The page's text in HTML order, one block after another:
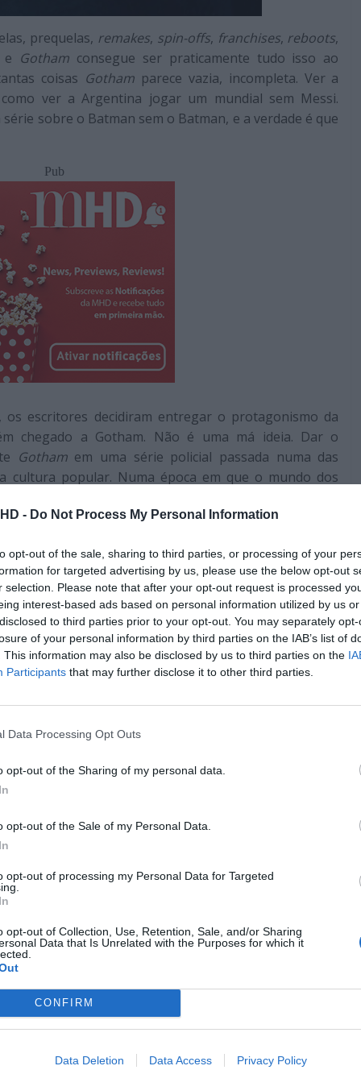
- Do Not Process My Personal Information
opt-out of the sale, sharing to third parties, or processing of your
for targeted advertising by us, please use the below opt-out
selection. Please note that after your opt-out request is processed
interest-based ads based on personal information utilized by us
to third parties prior to your opt-out. You may separately
of your personal information by third parties on the IAB’s list of
This information may also be disclosed by us to third parties on the
Participants that may further disclose it to other third parties.
Data Processing Opt Outs
opt-out of the Sharing of my personal data.
opt-out of the Sale of my Personal Data.
opt-out of processing my Personal Data for Targeted
opt-out of Collection, Use, Retention, Sale, and/or Sharing
Data that Is Unrelated with the Purposes for which it
CONFIRM
Data Deletion Data Access Privacy Policy
prequelas, remakes, spin-offs, franchises, reboots,
e Gothamconsegue ser praticamente tudo isso ao
coisas Gotham parece vazia, incompleta. Ver a
ver a Argentina jogar um mundial sem Messi.
sobre o Batman sem o Batman, e a verdade é que
Pub
os escritores decidiram entregar o protagonismo da
chegado a Gotham. Não é uma má ideia. Dar o
Gothamem uma série policial passada numa das
cultura popular. Numa época em que o mundo dos
nunca esta iniciativa até faz sentido… o problema é
embora a ideia seja razoável a execução não o é.
fãs de Batman é um veterano. Um homem debilitado
Um homem honesto habituado a viver num mundo
Gordon dos comics, assim como o excelente Gordon
cético, um homem ao borde do desespero até que
torturada, tal como Bruce Wayne. Ambos são
para impedir que Gotham perca a esperança,
do mal, da corrupção e do caos. Tanto Jim Gordon
sombrios, mas o Jim Gordon da série é um detetive
fazer a coisa certa da forma certa. Este Jim Gordon é
do Jim Gordon de Oldman ou dos comics. Em
desinteressante, tal como a própria série.